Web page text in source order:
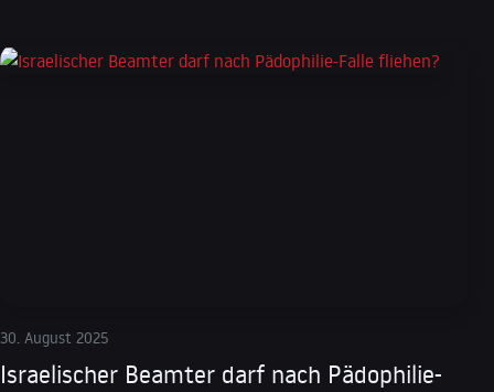
30. August 2025
Israelischer Beamter darf nach Pädophilie-